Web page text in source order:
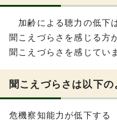
加齢による聴力の低下
聞こえづらさを感じる方
聞こえづらさを感じてい
聞こえづらさは以下
危機察知能力が低下する